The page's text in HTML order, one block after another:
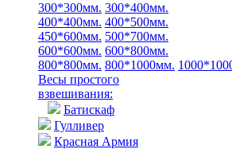
300*300мм. 300*400мм.
400*400мм. 400*500мм.
450*600мм. 500*700мм.
600*600мм. 600*800мм.
800*800мм. 800*1000мм.
Весы простого
взвешивания:
Батискаф
Гулливер
Красная Армия